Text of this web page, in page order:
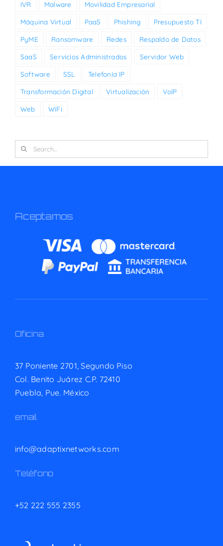
IVR Malware Movilidad Empresarial
Máquina Virtual PaaS Phishing Presupuesto TI
PyME Ransomware Redes Respaldo de Datos
SaaS Servicios Administrados Servidor Web
Software SSL Telefonía IP
Transformación Digital Virtualización VoIP
Web WiFi
Search
for:
Aceptamos
Oficina
37 Poniente 2701, Segundo Piso
Col. Benito Juárez C.P. 72410
Puebla, Pue. México
email
info@adaptixnetworks.com
Teléfono
+52 222 555 2355